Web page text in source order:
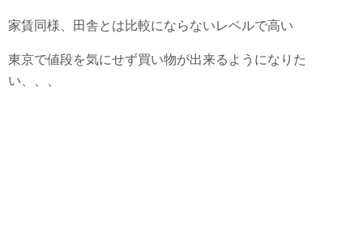
家賃同様、田舎とは比較にならないレベルで高い
東京で値段を気にせず買い物が出来るようになりた
い、、、